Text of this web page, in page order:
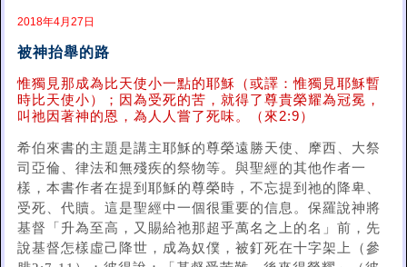
2018年4月27日
被神抬舉的路
惟獨見那成為比天使小一點的耶穌（或譯：惟獨見耶穌暫
時比天使小）；因為受死的苦，就得了尊貴榮耀為冠冕，
叫祂因著神的恩，為人人嘗了死味。（來2:9）
希伯來書的主題是講主耶穌的尊榮遠勝天使、摩西、大祭
司亞倫、律法和無殘疾的祭物等。與聖經的其他作者一
樣，本書作者在提到耶穌的尊榮時，不忘提到祂的降卑、
受死、代贖。這是聖經中一個很重要的信息。保羅說神將
基督「升為至高，又賜給祂那超乎萬名之上的名」前，先
說基督怎樣虛己降世，成為奴僕，被釘死在十字架上（參